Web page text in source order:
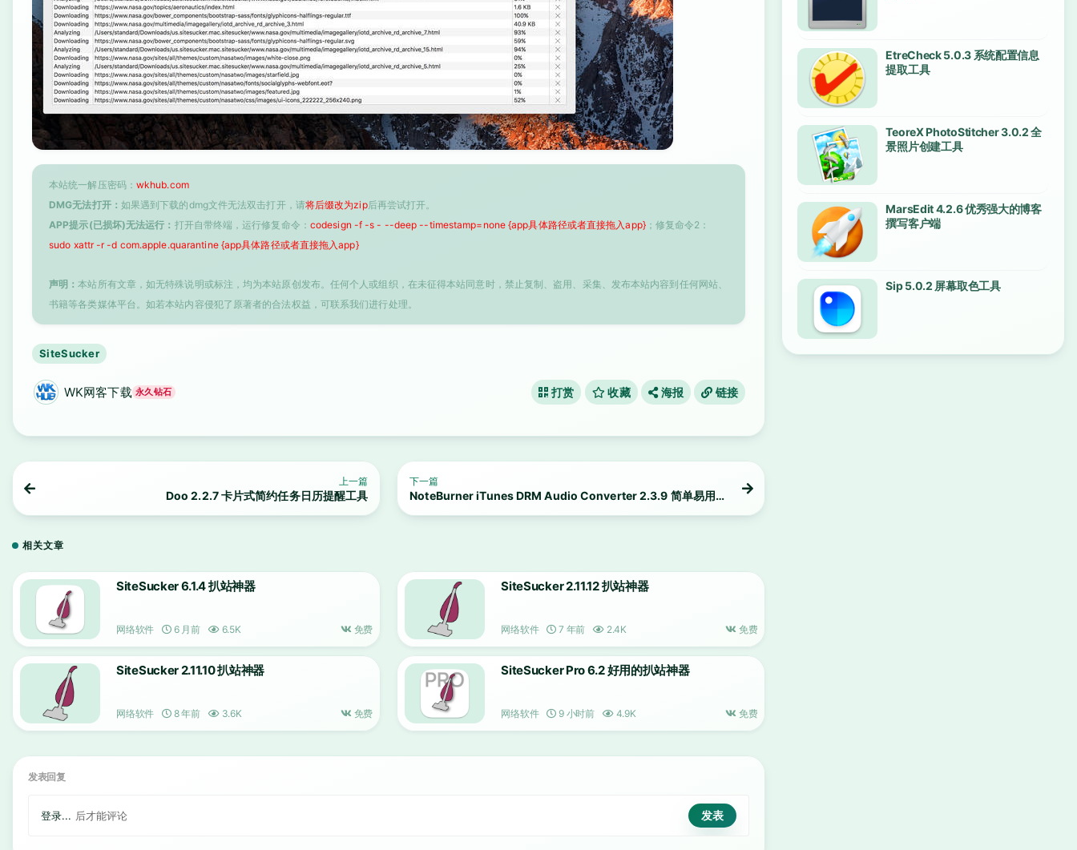
本站统一解压密码： wkhub.com
DMG无法打开： 如果遇到下载的dmg文件无法双击打开，请将后缀改为zip后再尝试打开。
APP提示(已损坏)无法运行： 打开自带终端，运行修复命令： codesign -f -s - --deep --timestamp=none {app具体路径或者直接拖入app}；修复命令2：
sudo xattr -r -d com.apple.quarantine {app具体路径或者直接拖入app}
声明：本站所有文章，如无特殊说明或标注，均为本站原创发布。任何个人或组织，在未征得本站同意时，禁止复制、盗用、采集、发布本站内容到任何网站、
书籍等各类媒体平台。如若本站内容侵犯了原著者的合法权益，可联系我们进行处理。
SiteSucker
WK网客下载 永久钻石 打赏 收藏 海报 链接
上一篇
Doo 2.2.7 卡片式简约任务日历提醒工具
下一篇
NoteBurner iTunes DRM Audio Converter 2.3.9 简单易用的
相关文章
SiteSucker 6.1.4 扒站神器
网络软件 6 月前 6.5K 免费
SiteSucker 2.11.12 扒站神器
网络软件 7 年前 2.4K 免费
SiteSucker 2.11.10 扒站神器
网络软件 8 年前 3.6K 免费
SiteSucker Pro 6.2 好用的扒站神器
网络软件 9 小时前 4.9K 免费
发表回复
登录... 后才能评论
EtreCheck 5.0.3 系统配置信息
提取工具
TeoreX PhotoStitcher 3.0.2 全
景照片创建工具
MarsEdit 4.2.6 优秀强大的博客
撰写客户端
Sip 5.0.2 屏幕取色工具